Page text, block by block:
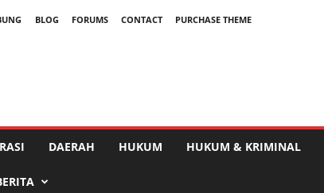
BLOG FORUMS CONTACT
PURCHASE THEME
DAERAH HUKUM HUKUM & KRIMINAL